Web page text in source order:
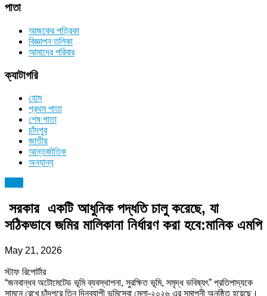
পাতা
আজকের পত্রিকা
বিজ্ঞাপন তলিকা
আমাদের পরিবার
ক্যাটাগরি
হোম
প্রথম পাতা
শেষ পাতা
চাঁদপুর
জাতীয়
আন্তর্জাতিক
অন্যান্য
সরকার একটি আধুনিক পদ্ধতি চালু করেছে, যা
সঠিকভাবে জমির মালিকানা নির্ধারণ করা হবে:মানিক এমপি
May 21, 2026
স্টাফ রিপোর্টার
“জনবান্ধব অটোমেটেড ভূমি ব্যবস্থাপনা, সুরক্ষিত ভূমি, সমৃদ্ধ ভবিষ্যৎ” প্রতিপাদ্যকে
সামনে রেখে চাঁদপুরে তিন দিনব্যাপী ভূমিসেবা মেলা-২০২৬ এর সমাপনী অনুষ্ঠিত হয়েছে।